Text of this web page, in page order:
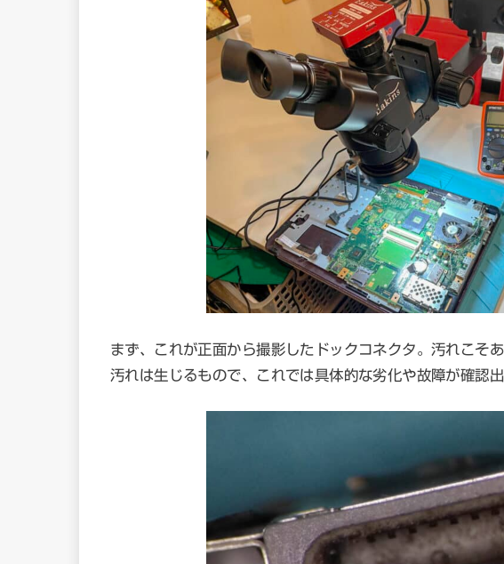
まず、これが正面から撮影したドックコネクタ。汚れこそ
汚れは生じるもので、これでは具体的な劣化や故障が確認出